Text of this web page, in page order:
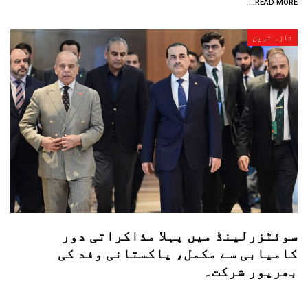
READ MORE...
تازہ ترین
سوئٹزرلینڈ میں پہلا مذاکراتی دور
کامیابی سے مکمل، پاکستانی وفد کی
بھرپور شرکت۔